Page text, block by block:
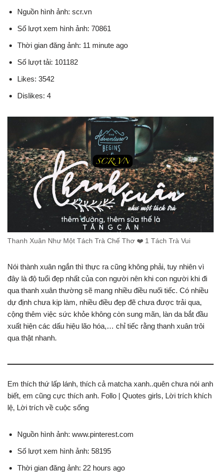
Nguồn hình ảnh: scr.vn
Số lượt xem hình ảnh: 70861
Thời gian đăng ảnh: 11 minute ago
Số lượt tải: 101182
Likes: 3542
Dislikes: 4
Thanh Xuân Như Một Tách Trà Chế Thơ ❤️️ 1 Tách Trà Vui
Nói thành xuân ngắn thì thực ra cũng không phải, tuy nhiên vì
đây là độ tuổi đẹp nhất của con người nên khi con người khi đi
qua thanh xuân thường sẽ mang nhiều điều nuối tiếc. Có nhiều
dự định chưa kịp làm, nhiều điều đẹp đẽ chưa được trải qua,
cộng thêm việc sức khỏe không còn sung mãn, làn da bắt đầu
xuất hiện các dấu hiệu lão hóa,… chỉ tiếc rằng thanh xuân trôi
qua thật nhanh.
Em thích thứ lấp lánh, thích cả matcha xanh..quên chưa nói anh
biết, em cũng cực thích anh. Follo | Quotes girls, Lời trích khích
lệ, Lời trích về cuộc sống
Nguồn hình ảnh: www.pinterest.com
Số lượt xem hình ảnh: 58195
Thời gian đăng ảnh: 22 hours ago